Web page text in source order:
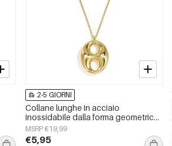
2-5 GIORNI
Collane lunghe in acciaio
inossidabile dalla forma geometrica,
semplici, della serie Simple, perfette
per tutti i giorni. Gioielli da donna.
MSRP €19,99
€5,95